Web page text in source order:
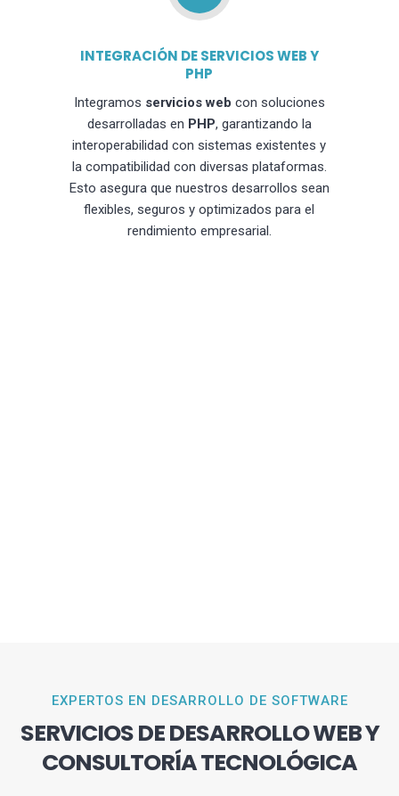
INTEGRACIÓN DE SERVICIOS WEB Y
PHP
Integramos servicios web con soluciones
desarrolladas en PHP, garantizando la
interoperabilidad con sistemas existentes y
la compatibilidad con diversas plataformas.
Esto asegura que nuestros desarrollos sean
flexibles, seguros y optimizados para el
rendimiento empresarial.
EXPERTOS EN DESARROLLO DE SOFTWARE
SERVICIOS DE DESARROLLO WEB Y
CONSULTORÍA TECNOLÓGICA